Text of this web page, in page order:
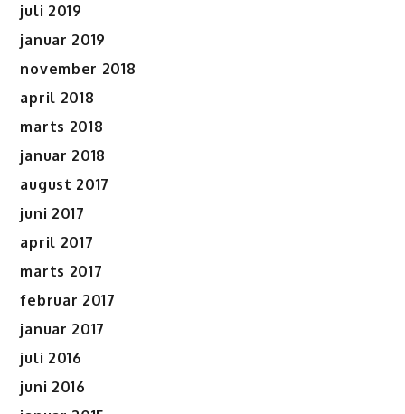
juli 2019
januar 2019
november 2018
april 2018
marts 2018
januar 2018
august 2017
juni 2017
april 2017
marts 2017
februar 2017
januar 2017
juli 2016
juni 2016